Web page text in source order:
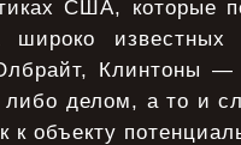
США, которые
Клинтоны
либо делом, а то и
к объекту